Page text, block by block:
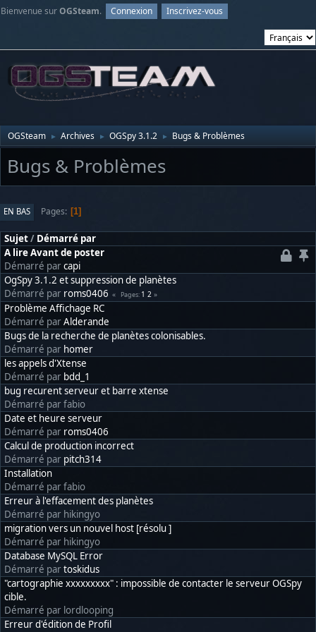
Bienvenue surOGSteam. Connexion Inscrivez-vous
OGSteam ► Archives ► OGSpy 3.1.2 ► Bugs & Problèmes
Bugs & Problèmes
EN BAS Pages 1
Sujet/ Démarré par
A lire Avant de poster
Démarré parcapi
OgSpy 3.1.2 et suppression de planètes
Démarré par roms0406 Pages 1 2
Problème Affichage RC
Démarré parAlderande
Bugs de la recherche de planètes colonisables.
Démarré par homer
les appels d'Xtense
Démarré par bdd_1
bug recurent serveur et barre xtense
Démarré par fabio
Date et heure serveur
Démarré par roms0406
Calcul de production incorrect
Démarré par pitch314
Installation
Démarré par fabio
Erreur à l'effacement des planètes
Démarré par hikingyo
migration vers un nouvel host [résolu ]
Démarré par hikingyo
Database MySQL Error
Démarré partoskidus
"cartographie xxxxxxxxx" : impossible de contacter le serveur OGSpy
cible.
Démarré par lordlooping
Erreur d'édition de Profil